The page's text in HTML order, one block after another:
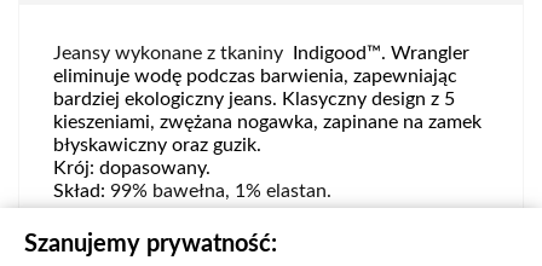
Jeansy wykonane z tkaniny
Indigood™. Wrangler
eliminuje wodę podczas barwienia, zapewniając
bardziej ekologiczny jeans. Kl asyczny design z 5
kieszeniami, zwężana nogawka, zapinane na zamek
błyskawiczny oraz guzik.
Krój: dopasowany.
Skład: 99% bawełna, 1% elastan.
Numer produktu:112322663
Szanujemy prywatność: